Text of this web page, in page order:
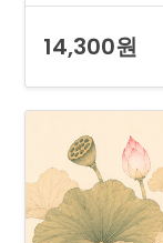
14,300원